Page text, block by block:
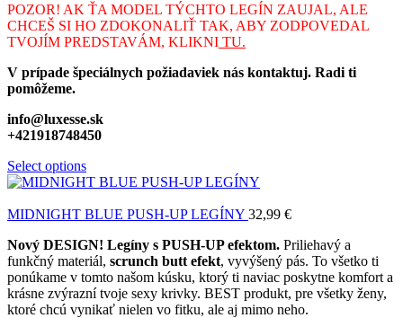
POZOR! AK ŤA MODEL TÝCHTO LEGÍN ZAUJAL, ALE
CHCEŠ SI HO ZDOKONALIŤ TAK, ABY ZODPOVEDAL
TVOJÍM PREDSTAVÁM, KLIKNI TU.
V prípade špeciálnych požiadaviek nás kontaktuj. Radi ti
pomôžeme.
info@luxesse.sk
+421918748450
Select options
MIDNIGHT BLUE PUSH-UP LEGÍNY 32,99 €
Nový DESIGN! Legíny s PUSH-UP efektom. Priliehavý a
funkčný materiál, scrunch butt efekt, vyvýšený pás. To všetko ti
ponúkame v tomto našom kúsku, ktorý ti naviac poskytne komfort a
krásne zvýrazní tvoje sexy krivky. BEST produkt, pre všetky ženy,
ktoré chcú vynikať nielen vo fitku, ale aj mimo neho.